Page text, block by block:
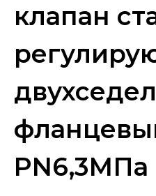
клапан
PN6,3МПа